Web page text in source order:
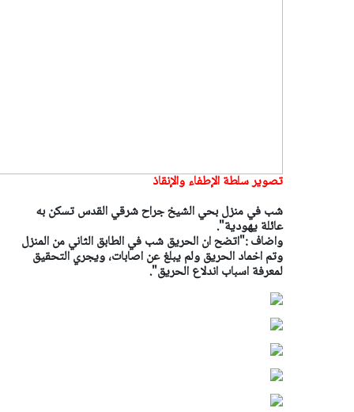
تصوير سلطة الإطفاء والإنقاذ
شب في منزل بحي الشيخ جراح شرقي القدس تسكن به
عائلة يهودية".
واضاف :"اتضح ان الحريق شب في الطابق الثاني من المنزل
وتم اخماد الحريق ولم يبلغ عن اصابات، ويجري التحقيق
لمعرفة اسباب اندلاع الحريق".